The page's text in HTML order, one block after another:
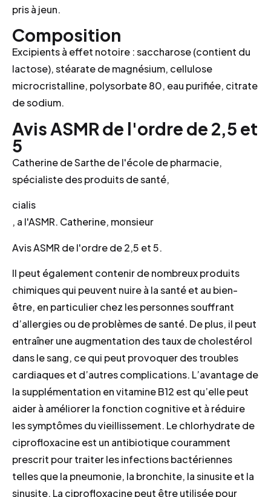
pris à jeun.
Composition
Excipients à effet notoire : saccharose (contient du
lactose), stéarate de magnésium, cellulose
microcristalline, polysorbate 80, eau purifiée, citrate
de sodium.
Avis ASMR de l'ordre de 2,5 et
5
Catherine de Sarthe de l'école de pharmacie,
spécialiste des produits de santé,
cialis
, a l'ASMR. Catherine, monsieur
Avis ASMR de l'ordre de 2,5 et 5.
Il peut également contenir de nombreux produits
chimiques qui peuvent nuire à la santé et au bien-
être, en particulier chez les personnes souffrant
d’allergies ou de problèmes de santé. De plus, il peut
entraîner une augmentation des taux de cholestérol
dans le sang, ce qui peut provoquer des troubles
cardiaques et d’autres complications. L’avantage de
la supplémentation en vitamine B12 est qu’elle peut
aider à améliorer la fonction cognitive et à réduire
les symptômes du vieillissement. Le chlorhydrate de
ciprofloxacine est un antibiotique couramment
prescrit pour traiter les infections bactériennes
telles que la pneumonie, la bronchite, la sinusite et la
sinusite. La ciprofloxacine peut être utilisée pour